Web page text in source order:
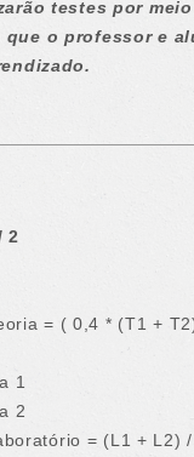
testes por
que o professor e
2
= ( 0,4 * (T1 +
1
2
= (L1 + L2)